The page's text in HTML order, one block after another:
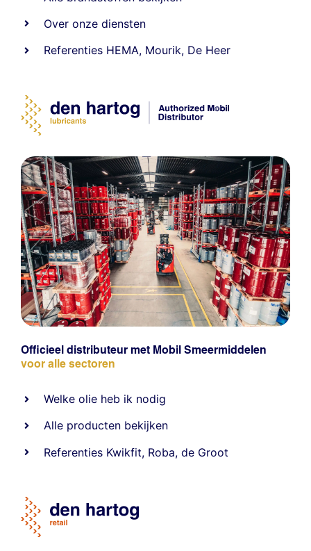
Over onze diensten
Referenties HEMA, Mourik, De Heer
Officieel distributeur met Mobil Smeermiddelen
voor alle sectoren
Welke olie heb ik nodig
Alle producten bekijken
Referenties Kwikfit, Roba,de Groot